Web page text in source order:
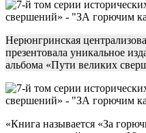
Нерюнгринская
презентовала уникальное
альбома «Пути великих
«Книга называется «За